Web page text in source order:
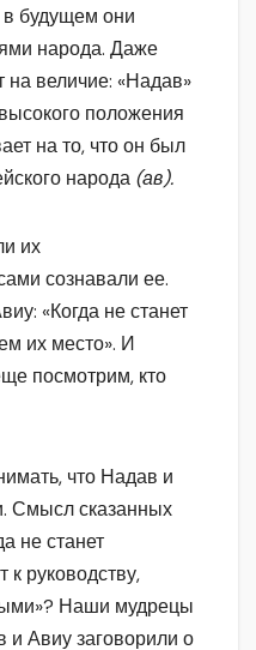
в будущем они
народа. Даже
величие: «Надав»
положения
на то, что он был
народа (ав).
их
сознавали ее.
«Когда не станет
их место». И
посмотрим, кто
что Надав и
Смысл сказанных
не станет
к руководству,
Наши мудрецы
и Авиу заговорили о